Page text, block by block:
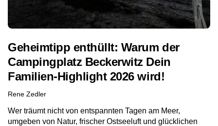
Geheimtipp enthüllt: Warum der
Campingplatz Beckerwitz Dein
Familien-Highlight 2026 wird!
Rene Zedler
Wer träumt nicht von entspannten Tagen am Meer,
umgeben von Natur, frischer Ostseeluft und glücklichen